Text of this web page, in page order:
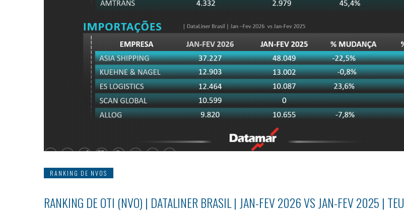
RANKING DE NVOS
RANKING DE OTI (NVO) | DATALINER BRASIL | JAN-FEV 2026 VS JAN-FEV 2025 | TEU